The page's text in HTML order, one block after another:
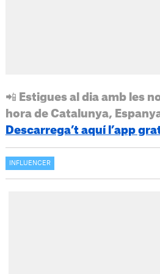
📲 Estigues al dia amb les
hora de Catalunya,
Descarrega’t aquí l’app
INFLUENCER